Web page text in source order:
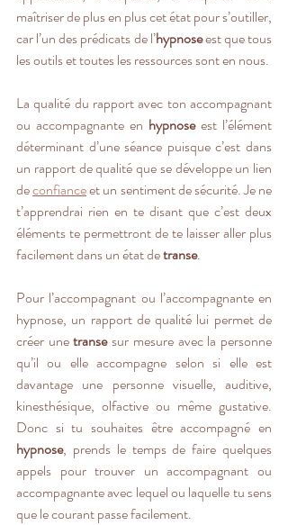
maîtriser de plus en plus cet état pour s’outiller,
car l’un des prédicats de l’hypnose est que tous
les outils et toutes les ressources sont en nous.
La qualité du rapport avec ton accompagnant
ou accompagnante en hypnose est l’élément
déterminant d’une séance puisque c’est dans
un rapport de qualité que se développe un lien
de confiance et un sentiment de sécurité. Je ne
t’apprendrai rien en te disant que c’est deux
éléments te permettront de te laisser aller plus
facilement dans un état de transe.
Pour l’accompagnant ou l’accompagnante en
hypnose, un rapport de qualité lui permet de
créer une transe sur mesure avec la personne
qu’il ou elle accompagne selon si elle est
davantage une personne visuelle, auditive,
kinesthésique, olfactive ou même gustative.
hypnose, prends le temps de faire quelques
appels pour trouver un accompagnant ou
accompagnante avec lequel ou laquelle tu sens
que le courant passe facilement.